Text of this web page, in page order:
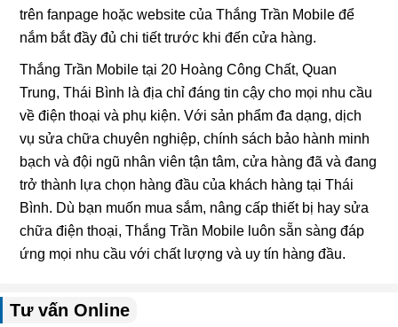
trên fanpage hoặc website của Thắng Trần Mobile để
nắm bắt đầy đủ chi tiết trước khi đến cửa hàng.
Thắng Trần Mobile tại 20 Hoàng Công Chất, Quan
Trung, Thái Bình là địa chỉ đáng tin cậy cho mọi nhu cầu
về điện thoại và phụ kiện. Với sản phẩm đa dạng, dịch
vụ sửa chữa chuyên nghiệp, chính sách bảo hành minh
bạch và đội ngũ nhân viên tận tâm, cửa hàng đã và đang
trở thành lựa chọn hàng đầu của khách hàng tại Thái
Bình. Dù bạn muốn mua sắm, nâng cấp thiết bị hay sửa
chữa điện thoại, Thắng Trần Mobile luôn sẵn sàng đáp
ứng mọi nhu cầu với chất lượng và uy tín hàng đầu.
Tư vấn Online